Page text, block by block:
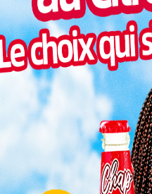
pas qu’une simple
mutuelle
d’instaurer une
pour le Togo
togolais et
d’Entente
politiques
le dialogue